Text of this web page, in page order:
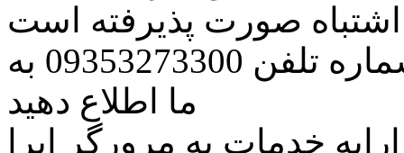
اشتباه صورت پذیرفته است
مراتب این مسئله را از طریق شماره تلفن 09353273300 به
ما اطلاع دهید
خدمات به مرورگر اپرا